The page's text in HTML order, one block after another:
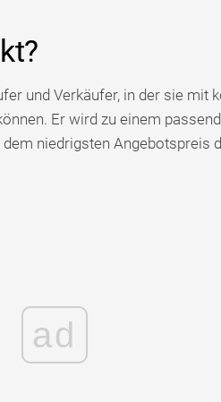
und Verkäufer, in der sie mit
Er wird zu einem
niedrigsten Angebotspreis
ad